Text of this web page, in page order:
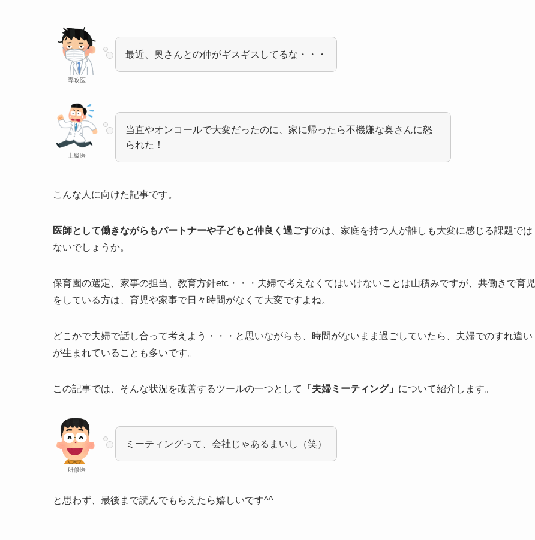
専攻医
最近、奥さんとの仲がギスギスしてるな・・・
上級医
当直やオンコールで大変だったのに、家に帰ったら不機嫌な奥さんに怒
られた！
こんな人に向けた記事です。
医師として働きながらもパートナーや子どもと仲良く過ごすのは、家庭を持つ人が誰しも大変に感じる課題では
ないでしょうか。
保育園の選定、家事の担当、教育方針etc・・・夫婦で考えなくてはいけないことは山積みですが、共働きで育児
をしている方は、育児や家事で日々時間がなくて大変ですよね。
どこかで夫婦で話し合って考えよう・・・と思いながらも、時間がないまま過ごしていたら、夫婦でのすれ違い
が生まれていることも多いです。
この記事では、そんな状況を改善するツールの一つとして 「夫婦ミーティング」 について紹介します。
研修医
ミーティングって、会社じゃあるまいし（笑）
と思わず、最後まで読んでもらえたら嬉しいです^^